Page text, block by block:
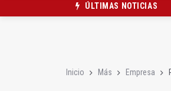
ÚLTIMAS NOTICIAS
Inicio Más Empresa